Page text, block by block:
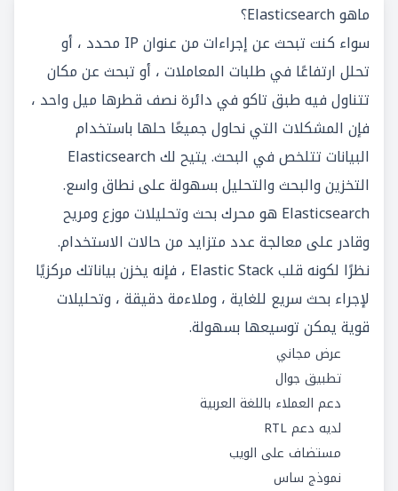
ماهو Elasticsearch؟
سواء كنت تبحث عن إجراءات من عنوان IP محدد ، أو
تحلل ارتفاعًا في طلبات المعاملات ، أو تبحث عن مكان
تتناول فيه طبق تاكو في دائرة نصف قطرها ميل واحد ،
فإن المشكلات التي نحاول جميعًا حلها باستخدام
البيانات تتلخص في البحث. يتيح لك Elasticsearch
التخزين والبحث والتحليل بسهولة على نطاق واسع.
Elasticsearch هو محرك بحث وتحليلات موزع ومريح
وقادر على معالجة عدد متزايد من حالات الاستخدام.
نظرًا لكونه قلب Elastic Stack ، فإنه يخزن بياناتك مركزيًا
لإجراء بحث سريع للغاية ، وملاءمة دقيقة ، وتحليلات
قوية يمكن توسيعها بسهولة.
عرض مجاني
تطبيق جوال
دعم العملاء باللغة العربية
لديه دعم RTL
مستضاف على الويب
نموذج ساس